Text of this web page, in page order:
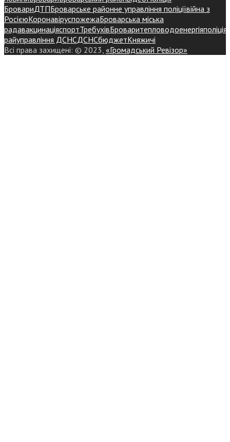
БровариДТПБроварське районне управління поліціївійна з
РосієюКоронавіруспожежаБроварська міська
радавакцинаціяспортТребухівБроваритепловодоенергіяполіція
райуправління ДСНСДСНСбюджетКняжичі
Всі права захищені: © 2023, «Громадський Ревізор»